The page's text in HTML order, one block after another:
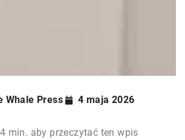
Whale Press 4 maja 2026
min. aby przeczytać ten wpis